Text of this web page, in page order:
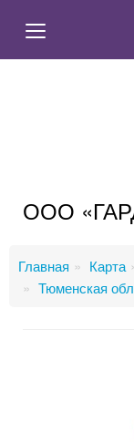
ООО
Главная Карта
Тюменская